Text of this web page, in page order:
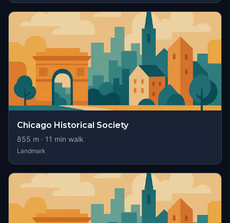
Chicago Historical Society
855 m · 11 min walk
Landmark